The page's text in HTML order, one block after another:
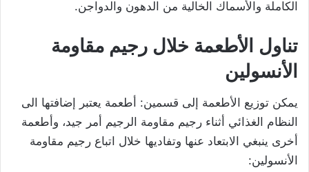
الكاملة والأسماك الخالية من الدهون والدواجن.
تناول الأطعمة خلال رجيم مقاومة
الأنسولين
يمكن توزيع الأطعمة إلى قسمين: أطعمة يعتبر إضافتها الى
النظام الغذائي أثناء رجيم مقاومة الرجيم أمر جيد، وأطعمة
أخرى ينبغي الابتعاد عنها وتفاديها خلال اتباع رجيم مقاومة
الأنسولين: